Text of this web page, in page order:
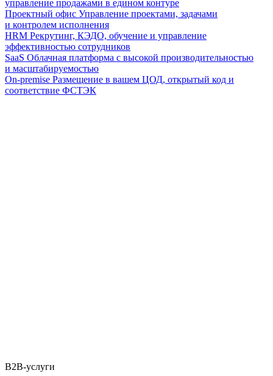
управление продажами в едином контуре
Проектный офис Управление проектами, задачами
и контролем исполнения
HRM Рекрутинг, КЭДО, обучение и управление
эффективностью сотрудников
SaaS Облачная платформа с высокой производительностью
и масштабируемостью
On-premise Размещение в вашем ЦОД, открытый код и
соответствие ФСТЭК
B2B-услуги